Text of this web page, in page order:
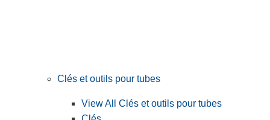
Clés et outils pour tubes
View All Clés et outils pour tubes